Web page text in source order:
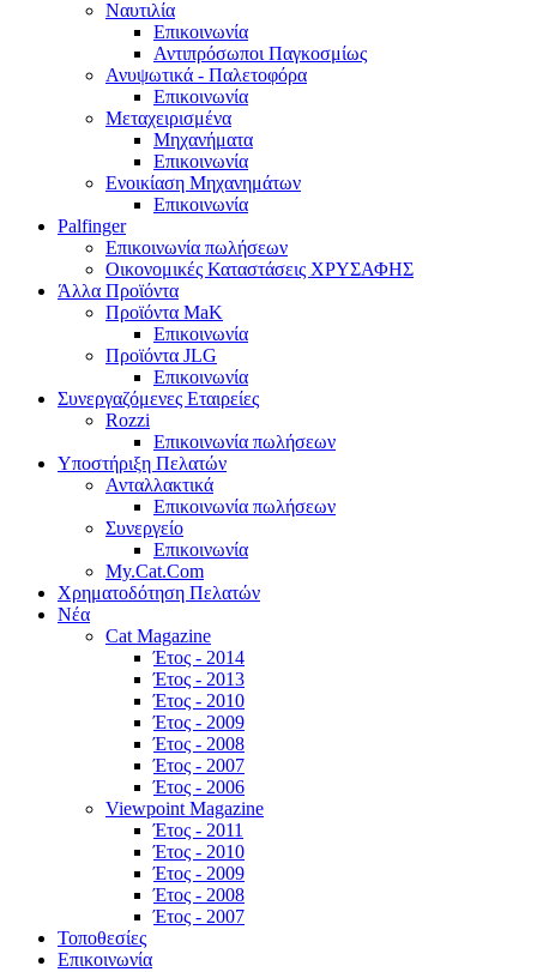
Ναυτιλία
Επικοινωνία
Αντιπρόσωποι Παγκοσμίως
Ανυψωτικά - Παλετοφόρα
Επικοινωνία
Μεταχειρισμένα
Μηχανήματα
Επικοινωνία
Ενοικίαση Μηχανημάτων
Επικοινωνία
Palfinger
Επικοινωνία πωλήσεων
Οικονομικές Καταστάσεις ΧΡΥΣΑΦΗΣ
Άλλα Προϊόντα
Προϊόντα MaK
Επικοινωνία
Προϊόντα JLG
Επικοινωνία
Συνεργαζόμενες Εταιρείες
Rozzi
Επικοινωνία πωλήσεων
Υποστήριξη Πελατών
Ανταλλακτικά
Επικοινωνία πωλήσεων
Συνεργείο
Επικοινωνία
My.Cat.Com
Χρηματοδότηση Πελατών
Νέα
Cat Magazine
Έτος - 2014
Έτος - 2013
Έτος - 2010
Έτος - 2009
Έτος - 2008
Έτος - 2007
Έτος - 2006
Viewpoint Magazine
Έτος - 2011
Έτος - 2010
Έτος - 2009
Έτος - 2008
Έτος - 2007
Τοποθεσίες
Επικοινωνία